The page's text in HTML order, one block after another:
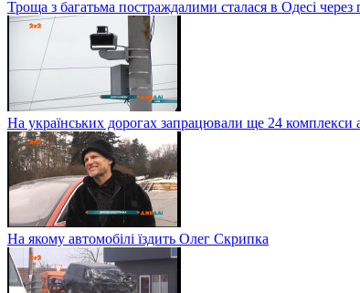
Троща з багатьма постраждалими сталася в Одесі через
На українських дорогах запрацювали ще 24 комплекси
На якому автомобілі їздить Олег Скрипка